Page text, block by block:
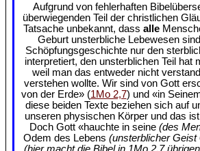
Aufgrund von fehlerhaften
überwiegenden Teil der christlichen
Tatsache unbekannt, dass alle
Geburt unsterbliche Lebewesen
Schöpfungsgeschichte nur den
interpretiert, den unsterblichen Teil hat
weil man das entweder nicht
verstehen wollte. Wir sind von Gott
von der Erde» (1Mo 2,7) und «in
diese beiden Texte beziehen sich auf
unseren physischen Körper und das
Doch Gott «hauchte in seine (des
Odem des Lebens (unsterblicher Geist